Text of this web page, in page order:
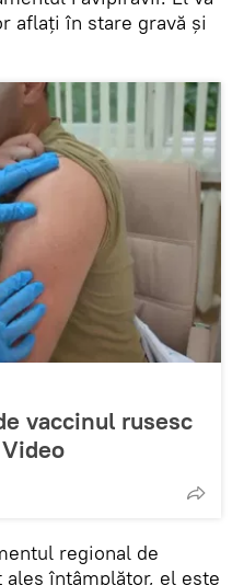
aflați în stare gravă și
vaccinul rusesc
regional de
întâmplător, el este